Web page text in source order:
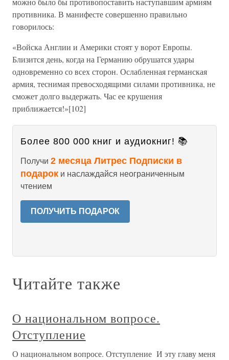
противника. В манифесте совершенно правильно
говорилось:
«Войска Англии и Америки стоят у ворот Европы.
Близится день, когда на Германию обрушатся удары
одновременно со всех сторон. Ослабленная германская
армия, теснимая превосходящими силами противника, не
сможет долго выдержать. Час ее крушения
приближается!»[102]
Более 800 000 книг и аудиокниг! 📚
Получи 2 месяца Литрес Подписки в
подарок и наслаждайся неограниченным
чтением
ПОЛУЧИТЬ ПОДАРОК
Читайте также
О национальном вопросе.
Отступление
О национальном вопросе. Отступление И эту главу меня